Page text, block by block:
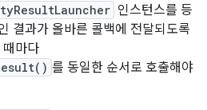
인스턴스를 등
결과가 올바른 콜백에 전달되도록
마다
를 동일한 순서로 호출해야